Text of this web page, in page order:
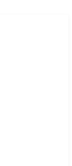
Tempat